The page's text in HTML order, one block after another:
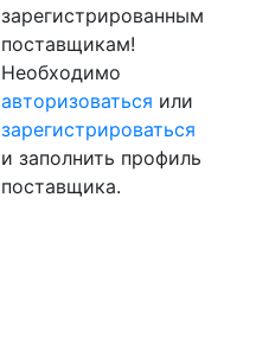
зарегистрированным
поставщикам!
Необходимо
авторизоваться или
зарегистрироваться
и заполнить профиль
поставщика.